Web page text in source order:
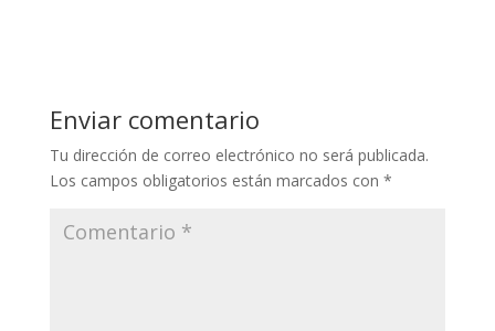
Enviar comentario
Tu dirección de correo electrónico no será publicada.
Los campos obligatorios están marcados con *